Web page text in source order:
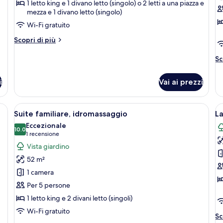
Golf
View
12+
1 letto king e 1 divano letto (singolo) o 2 letti a una piazza e
mezza e 1 divano letto (singolo)
Wi-Fi gratuito
Scopri di più
Altri
View
12+
Vai ai prezzi
un letto grande, un divano, una scrivania e una TV.
Apri
tutte
le
foto
per
Suite
familiare,
idromassaggio
Un ampio balcone con
5
Suite familiare, idromassaggio
10.010.0 su 10
Eccezionale
1 recensione
(1
recensione)
Vista giardino
52 m²
1 camera
Per 5 persone
1 letto king e 2 divani letto (singoli)
Wi-Fi gratuito
le
up